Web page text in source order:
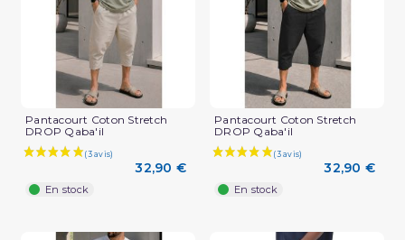
Pantacourt Coton Stretch
DROP Qaba'il
32,90 €
En stock
Pantacourt Coton Stretch
DROP Qaba'il
32,90 €
En stock